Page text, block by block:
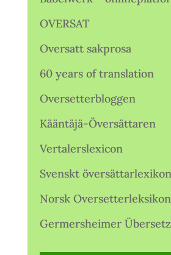
OVERSAT
Oversatt sakprosa
60 years of translation
Oversetterbloggen
Kääntäjä-Översättaren
Vertalerslexicon
Svenskt översättarlexikon
Norsk Oversetterleksikon
Germersheimer